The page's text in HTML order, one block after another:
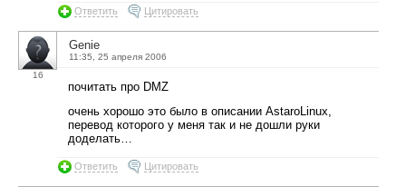
Ответить Цитировать
16
Genie
11:35, 25 апреля 2006
почитать про DMZ
очень хорошо это было в описании AstaroLinux,
перевод которого у меня так и не дошли руки
доделать…
Ответить Цитировать